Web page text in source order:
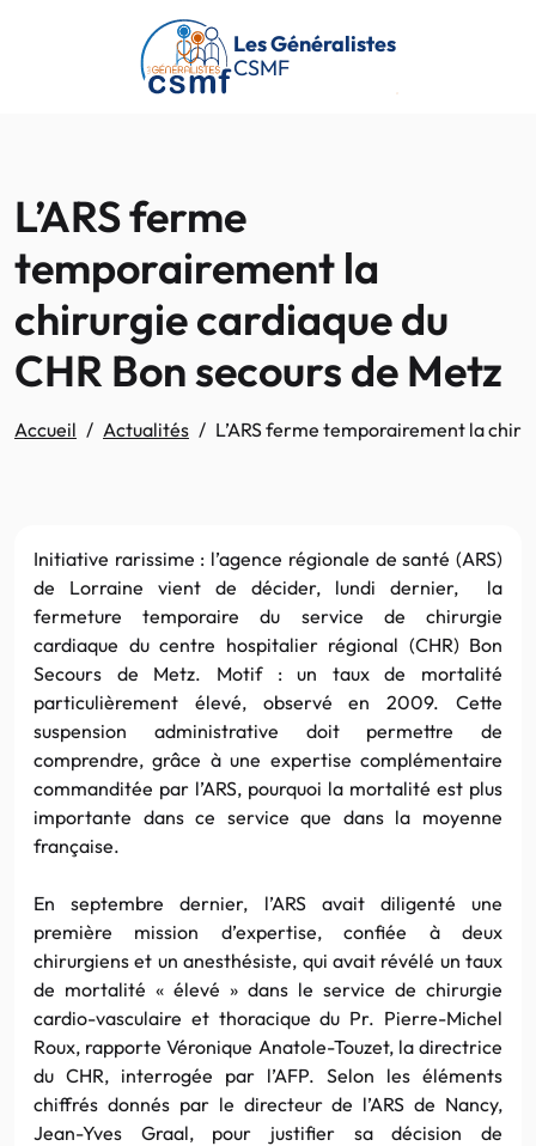
Passer au contenu principal
Les Généralistes
CSMF
L’ARS ferme
temporairement la
chirurgie cardiaque du
CHR Bon secours de Metz
Accueil Actualités L’ARS ferme temporairement la
Initiative rarissime : l’agence régionale de santé (ARS)
de Lorraine vient de décider, lundi dernier, la
fermeture temporaire du service de chirurgie
cardiaque du centre hospitalier régional (CHR) Bon
Secours de Metz. Motif : un taux de mortalité
particulièrement élevé, observé en 2009. Cette
suspension administrative doit permettre de
comprendre, grâce à une expertise complémentaire
commanditée par l’ARS, pourquoi la mortalité est plus
importante dans ce service que dans la moyenne
française.
En septembre dernier, l’ARS avait diligenté une
première mission d’expertise, confiée à deux
chirurgiens et un anesthésiste, qui avait révélé un taux
de mortalité « élevé » dans le service de chirurgie
cardio-vasculaire et thoracique du Pr. Pierre-Michel
Roux, rapporte Véronique Anatole-Touzet, la directrice
du CHR, interrogée par l’AFP. Selon les éléments
chiffrés donnés par le directeur de l’ARS de Nancy,
Jean-Yves Graal, pour justifier sa décision de